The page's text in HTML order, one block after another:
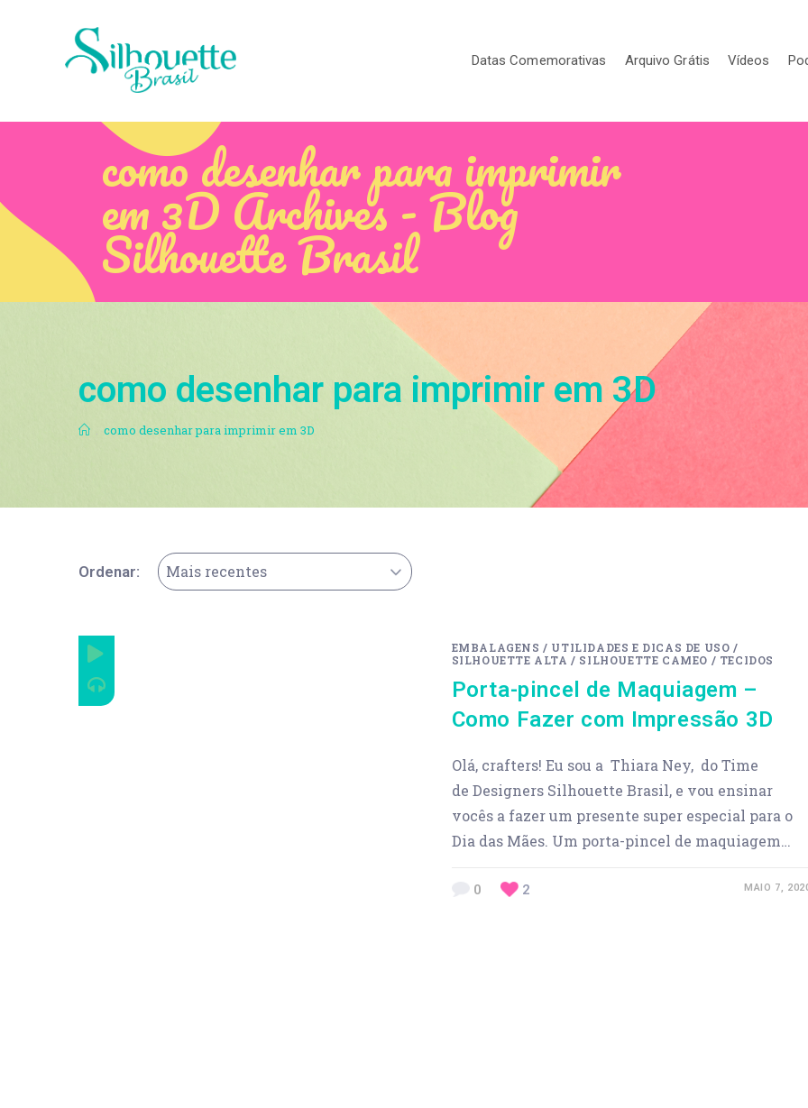
Datas Comemorativas Arquivo Grátis Vídeos
como desenhar para imprimir
em 3D Archives - Blog
Silhouette Brasil
como desenhar para imprimir em 3D
. como desenhar para imprimir em 3D
Ordenar: Mais recentes
EMBALAGENS / UTILIDADES E DICAS DE USO /
SILHOUETTE ALTA / SILHOUETTE CAMEO / TECIDOS
Porta-pincel de Maquiagem –
Como Fazer com Impressão 3D
Olá, crafters! Eu sou a Thiara Ney, do Time
de Designers Silhouette Brasil, e vou ensinar
vocês a fazer um presente super especial para o
Dia das Mães. Um porta-pincel de maquiagem…
0 2 MAIO 7,